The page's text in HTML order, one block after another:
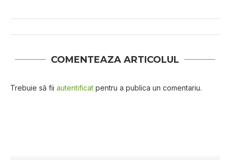
COMENTEAZA ARTICOLUL
Trebuie să fii autentificat pentru a publica un comentariu.